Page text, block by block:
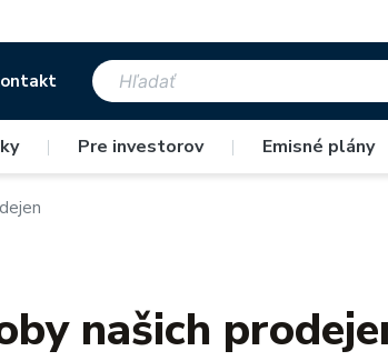
| Pre investorov | Emisné plány
našich